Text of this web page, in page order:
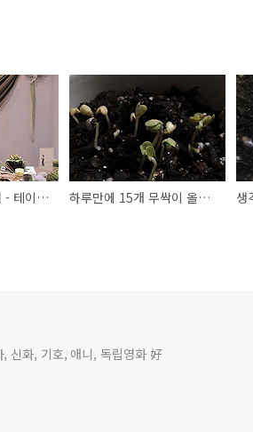
홈테이블 데코 페어 - 테이블 세팅편 하루만에 15개 무싹이 올라왔어요!
신화, 기호, 애니, 독립영화 好